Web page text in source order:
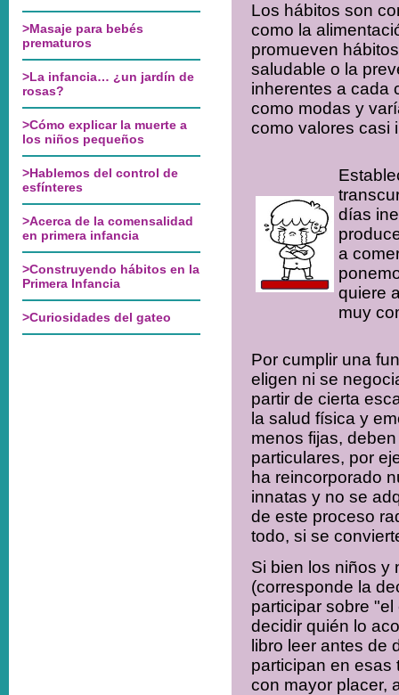
Los hábitos son
como la
promueven
saludable o la
inherentes a cada
como modas y
como valores casi
días
a
quiere
muy
Por cumplir una
eligen ni se
partir de cierta
la salud física y
menos fijas,
particulares, por
ha reincorporado
innatas y no se
de este proceso
todo, si se
Si bien los niños y
(corresponde la
participar sobre
decidir quién lo
libro leer antes de
participan en esas
con mayor placer,